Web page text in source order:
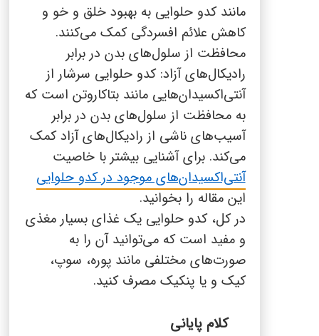
مانند کدو حلوایی به بهبود خلق و خو و
کاهش علائم افسردگی کمک می‌کنند.
محافظت از سلول‌های بدن در برابر
رادیکال‌های آزاد: کدو حلوایی سرشار از
آنتی‌اکسیدان‌هایی مانند بتاکاروتن است که
به محافظت از سلول‌های بدن در برابر
آسیب‌های ناشی از رادیکال‌های آزاد کمک
می‌کند. برای آشنایی بیشتر با خاصیت
آنتی‌اکسیدان‌های موجود در کدو حلوایی
این مقاله را بخوانید.
در کل، کدو حلوایی یک غذای بسیار مغذی
و مفید است که می‌توانید آن را به
صورت‌های مختلفی مانند پوره، سوپ،
کیک و یا پنکیک مصرف کنید.
کلام پایانی